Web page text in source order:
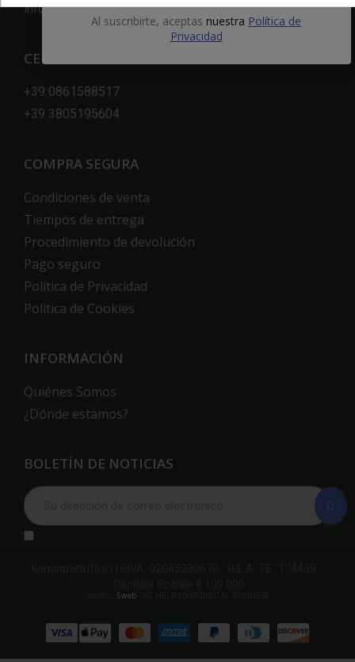
info@xenonpertutti.com
CENTRO DE LLAMADAS
+39 0861588517
+39 3805195604
COMPRA SEGURA
Condiciones de venta
Tiempos de entrega
Procedimiento de devolución
Pago seguro
Política de Privacidad
Política de Cookies
INFORMACIÓN
Quiénes Somos
¿Dónde estamos?
BOLETÍN DE NOTICIAS
5web
Al suscribirte, aceptas nuestra Política de
Privacidad